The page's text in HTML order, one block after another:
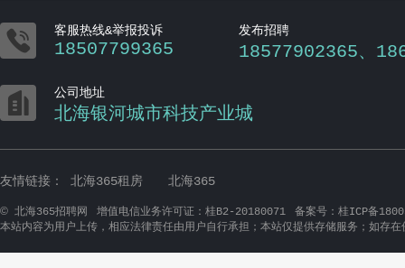
 客服热线&举报投诉
18507799365
发布招聘
18577902365、
 公司地址
北海银河城市科技产业城
友情链接： 北海365租房 北海365
© 北海365招聘网 增值电信业务许可证：桂B2-20180071
备案号：桂ICP备
本站内容为用户上传，相应法律责任由用户自行承担；本站仅提供存储服务；如存